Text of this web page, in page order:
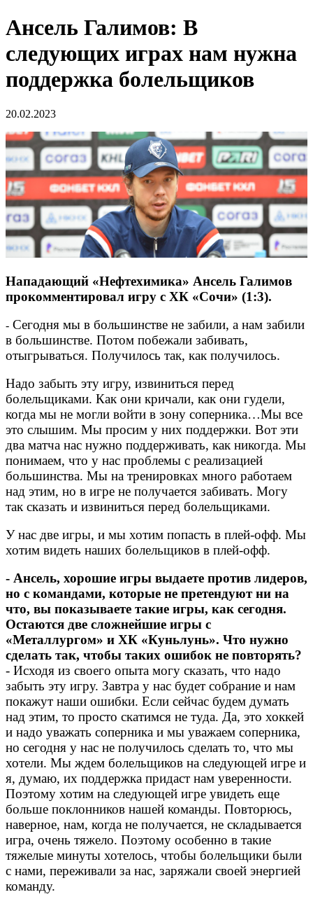
Ансель Галимов: В
следующих играх нам нужна
поддержка болельщиков
20.02.2023
Нападающий «Нефтехимика» Ансель Галимов
прокомментировал игру с ХК «Сочи» (1:3).
- Сегодня мы в большинстве не забили, а нам забили
в большинстве. Потом побежали забивать,
отыгрываться. Получилось так, как получилось.
Надо забыть эту игру, извиниться перед
болельщиками. Как они кричали, как они гудели,
когда мы не могли войти в зону соперника…Мы все
это слышим. Мы просим у них поддержки. Вот эти
два матча нас нужно поддерживать, как никогда. Мы
понимаем, что у нас проблемы с реализацией
большинства. Мы на тренировках много работаем
над этим, но в игре не получается забивать. Могу
так сказать и извиниться перед болельщиками.
У нас две игры, и мы хотим попасть в плей-офф. Мы
хотим видеть наших болельщиков в плей-офф.
- Ансель, хорошие игры выдаете против лидеров,
но с командами, которые не претендуют ни на
что, вы показываете такие игры, как сегодня.
Остаются две сложнейшие игры с
«Металлургом» и ХК «Куньлунь». Что нужно
сделать так, чтобы таких ошибок не повторять?
- Исходя из своего опыта могу сказать, что надо
забыть эту игру. Завтра у нас будет собрание и нам
покажут наши ошибки. Если сейчас будем думать
над этим, то просто скатимся не туда. Да, это хоккей
и надо уважать соперника и мы уважаем соперника,
но сегодня у нас не получилось сделать то, что мы
хотели. Мы ждем болельщиков на следующей игре и
я, думаю, их поддержка придаст нам уверенности.
Поэтому хотим на следующей игре увидеть еще
больше поклонников нашей команды. Повторюсь,
наверное, нам, когда не получается, не складывается
игра, очень тяжело. Поэтому особенно в такие
тяжелые минуты хотелось, чтобы болельщики были
с нами, переживали за нас, заряжали своей энергией
команду.